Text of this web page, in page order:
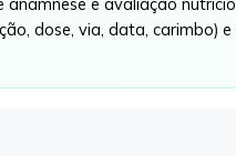
dose, via, data, carimbo)